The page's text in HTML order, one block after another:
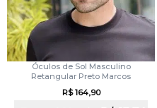
Óculos de Sol Masculino
Retangular Preto Marcos
R$164,90